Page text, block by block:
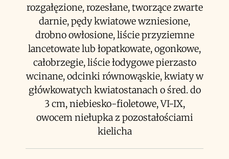
rozgałęzione, rozesłane, tworzące zwarte
darnie, pędy kwiatowe wzniesione,
drobno owłosione, liście przyziemne
lancetowate lub łopatkowate, ogonkowe,
całobrzegie, liście łodygowe pierzasto
wcinane, odcinki równowąskie, kwiaty w
główkowatych kwiatostanach o śred. do
3 cm, niebiesko-fioletowe, VI-IX,
owocem niełupka z pozostałościami
kielicha